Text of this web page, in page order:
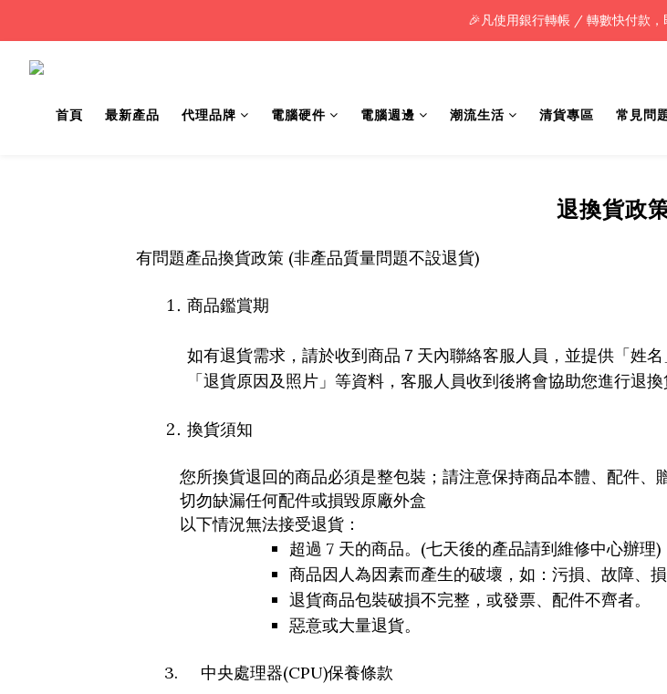
🎉凡使用銀行轉帳 / 轉數快付款，
🎉凡使用銀行轉帳 / 轉數快付款，
首頁 最新產品 代理品牌 電腦硬件 電腦週邊 潮流生活 清貨專區 常見問
退換貨政
有問題產品換貨政策 (非產品質量問題不設退貨)
商品鑑賞期
如有退貨需求，請於收到商品７天內聯絡客服人員，並提供「姓
「退貨原因及照片」等資料，客服人員收到後將會協助您進行退換
換貨須知
您所換貨退回的商品必須是整包裝；請注意保持商品本體、配件、
切勿缺漏任何配件或損毀原廠外盒
以下情況無法接受退貨：
超過 7 天的商品。 (七天後的產品請到維修中心辦理)
商品因人為因素而產生的破壞，如：污損、故障、
退貨商品包裝破損不完整，或發票、配件不齊者。
惡意或大量退貨。
3. 中央處理器(CPU)保養條款